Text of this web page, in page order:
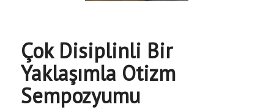
Çok Disiplinli Bir
Yaklaşımla Otizm
Sempozyumu